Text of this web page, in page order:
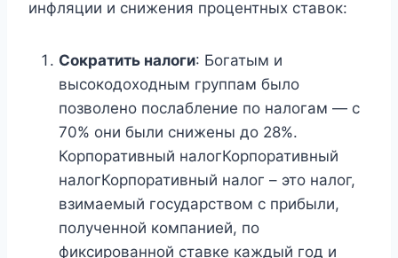
инфляции и снижения процентных ставок:
Сократить налоги: Богатым и
высокодоходным группам было
позволено послабление по налогам — с
70% они были снижены до 28%.
Корпоративный налогКорпоративный
налогКорпоративный налог – это налог,
взимаемый государством с прибыли,
полученной компанией, по
фиксированной ставке каждый год и